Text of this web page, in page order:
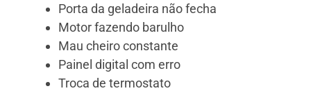
Porta da geladeira não fecha
Motor fazendo barulho
Mau cheiro constante
Painel digital com erro
Troca de termostato